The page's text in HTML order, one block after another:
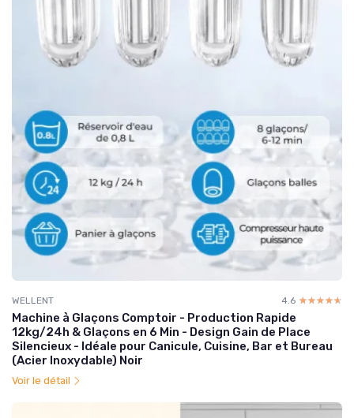
WELLENT 4.6 ☆☆☆☆☆
★★★★★
Machine à Glaçons Comptoir - Production Rapide
12kg/24h & Glaçons en 6 Min - Design Gain de Place
Silencieux - Idéale pour Canicule, Cuisine, Bar et Bureau
(Acier Inoxydable) Noir
Voir le détail